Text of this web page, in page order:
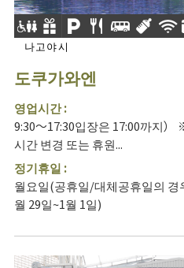
나고야시
도쿠가와엔
영업시간 :
9:30～17:30입장은 17:00까지
시간 변경 또는 휴원...
정기휴일 :
월요일(공휴일/대체공휴일의 경
월 29일~1월 1일)